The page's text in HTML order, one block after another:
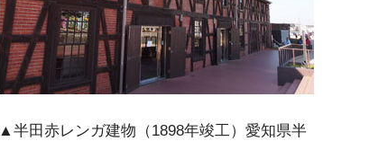
▲半田赤レンガ建物（1898年竣工）愛知県半